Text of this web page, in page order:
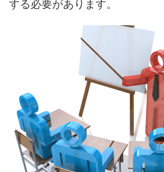
する必要があります。